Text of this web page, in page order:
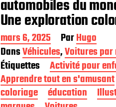
automobiles du
Une exploration
D
a
t
e
d
e
p
mars 6, 2025 ParHugo
DansVéhicules,Voitures par
Étiquettes
Activité pour
Apprendre tout en s'amusant
coloriage
éducation